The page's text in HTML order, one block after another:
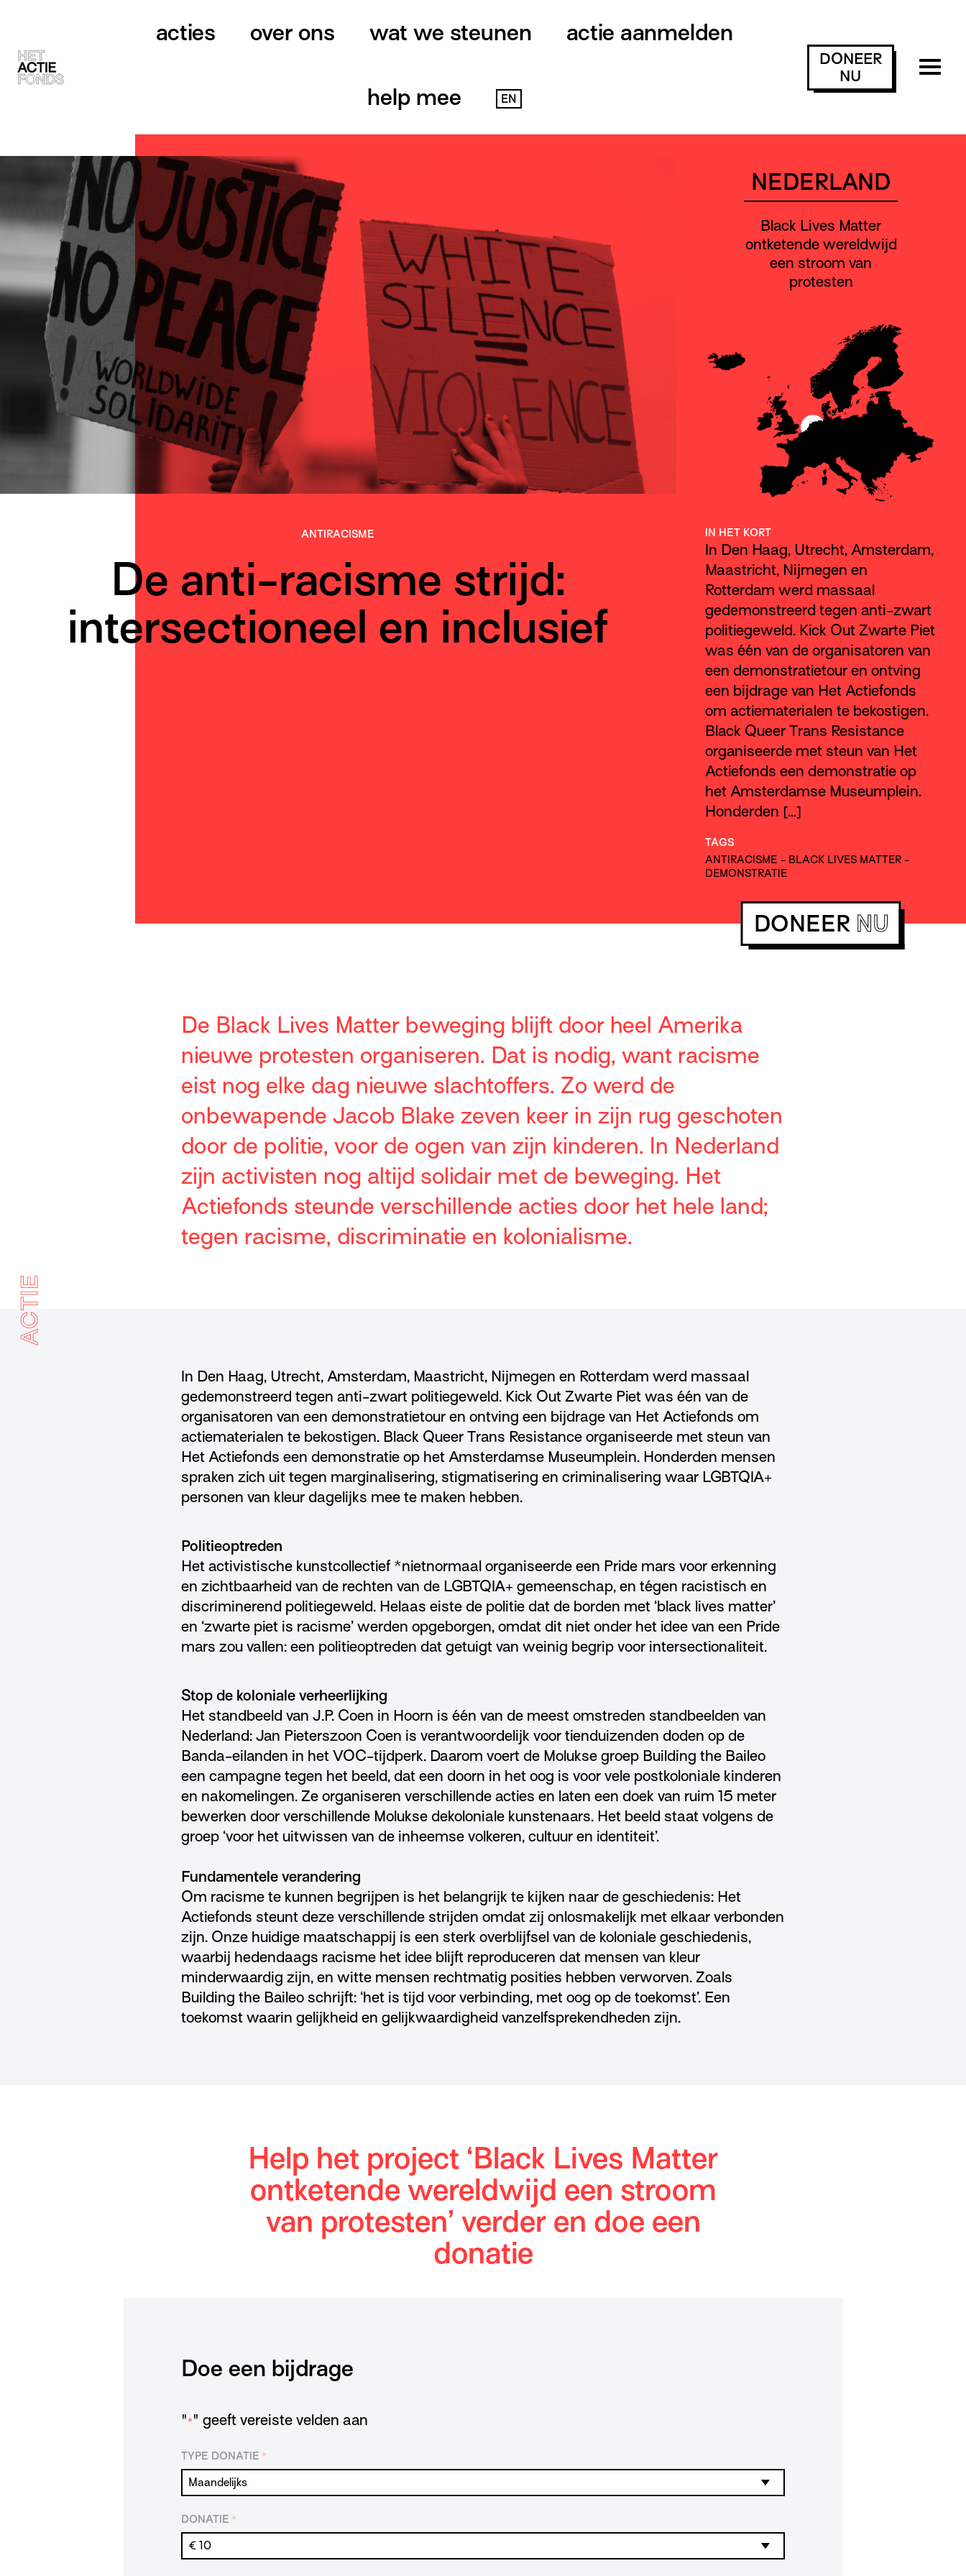
acties over ons wat we steunen actie aanmelden
help mee EN
DONEER
NU
ANTIRACISME
De anti-racisme strijd:
intersectioneel en inclusief
NEDERLAND
Black Lives Matter
ontketende wereldwijd
een stroom van
protesten
IN HET KORT
In Den Haag, Utrecht, Amsterdam,
Maastricht, Nijmegen en
Rotterdam werd massaal
gedemonstreerd tegen anti-zwart
politiegeweld. Kick Out Zwarte Piet
was één van de organisatoren van
een demonstratietour en ontving
een bijdrage van Het Actiefonds
om actiematerialen te bekostigen.
Black Queer Trans Resistance
organiseerde met steun van Het
Actiefonds een demonstratie op
het Amsterdamse Museumplein.
Honderden […]
TAGS
ANTIRACISME - BLACK LIVES MATTER-
DEMONSTRATIE
DONEER NU
De Black Lives Matter beweging blijft door heel Amerika
nieuwe protesten organiseren. Dat is nodig, want racisme
eist nog elke dag nieuwe slachtoffers. Zo werd de
onbewapende Jacob Blake zeven keer in zijn rug geschoten
door de politie, voor de ogen van zijn kinderen. In Nederland
zijn activisten nog altijd solidair met de beweging. Het
Actiefonds steunde verschillende acties door het hele land;
tegen racisme, discriminatie en kolonialisme.
ACTIE
In Den Haag, Utrecht, Amsterdam, Maastricht, Nijmegen en Rotterdam werd massaal
gedemonstreerd tegen anti-zwart politiegeweld. Kick Out Zwarte Piet was één van de
organisatoren van een demonstratietour en ontving een bijdrage van Het Actiefonds om
actiematerialen te bekostigen. Black Queer Trans Resistance organiseerde met steun van
Het Actiefonds een demonstratie op het Amsterdamse Museumplein. Honderden mensen
spraken zich uit tegen marginalisering, stigmatisering en criminalisering waar LGBTQIA+
personen van kleur dagelijks mee te maken hebben.
Politieoptreden
Het activistische kunstcollectief *nietnormaal organiseerde een Pride mars voor erkenning
en zichtbaarheid van de rechten van de LGBTQIA+ gemeenschap, en tégen racistisch en
discriminerend politiegeweld. Helaas eiste de politie dat de borden met ‘black lives matter’
en ‘zwarte piet is racisme’ werden opgeborgen, omdat dit niet onder het idee van een Pride
mars zou vallen: een politieoptreden dat getuigt van weinig begrip voor intersectionaliteit.
Stop de koloniale verheerlijking
Het standbeeld van J.P. Coen in Hoorn is één van de meest omstreden standbeelden van
Nederland: Jan Pieterszoon Coen is verantwoordelijk voor tienduizenden doden op de
Banda-eilanden in het VOC-tijdperk. Daarom voert de Molukse groep Building the Baileo
een campagne tegen het beeld, dat een doorn in het oog is voor vele postkoloniale kinderen
en nakomelingen. Ze organiseren verschillende acties en laten een doek van ruim 15 meter
bewerken door verschillende Molukse dekoloniale kunstenaars. Het beeld staat volgens de
groep ‘voor het uitwissen van de inheemse volkeren, cultuur en identiteit’.
Fundamentele verandering
Om racisme te kunnen begrijpen is het belangrijk te kijken naar de geschiedenis: Het
Actiefonds steunt deze verschillende strijden omdat zij onlosmakelijk met elkaar verbonden
zijn. Onze huidige maatschappij is een sterk overblijfsel van de koloniale geschiedenis,
waarbij hedendaags racisme het idee blijft reproduceren dat mensen van kleur
minderwaardig zijn, en witte mensen rechtmatig posities hebben verworven. Zoals
Building the Baileo schrijft: ‘het is tijd voor verbinding, met oog op de toekomst’. Een
toekomst waarin gelijkheid en gelijkwaardigheid vanzelfsprekendheden zijn.
Help het project ‘Black Lives Matter
ontketende wereldwijd een stroom
van protesten’ verder en doe een
donatie
Doe een bijdrage
" * " geeft vereiste velden aan
TYPE DONATIE *
DONATIE *